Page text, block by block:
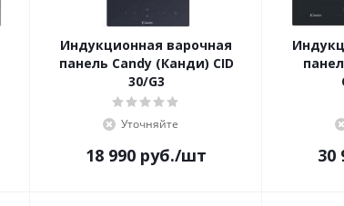
Индукционная варочная
панель Candy (Канди) CID
30/G3
Уточняйте
18 990 руб./шт 30